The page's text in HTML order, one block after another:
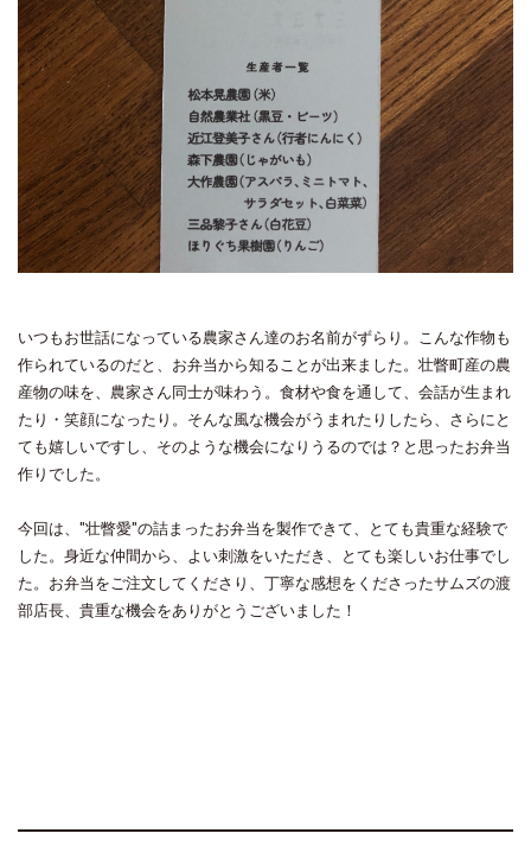
いつもお世話になっている農家さん達のお名前がずらり。こんな作物も
作られているのだと、お弁当から知ることが出来ました。壮瞥町産の農
産物の味を、農家さん同士が味わう。食材や食を通して、会話が生まれ
たり・笑顔になったり。そんな風な機会がうまれたりしたら、さらにと
ても嬉しいですし、そのような機会になりうるのでは？と思ったお弁当
作りでした。
今回は、"壮瞥愛"の詰まったお弁当を製作できて、とても貴重な経験で
した。身近な仲間から、よい刺激をいただき、とても楽しいお仕事でし
た。お弁当をご注文してくださり、丁寧な感想をくださったサムズの渡
部店長、貴重な機会をありがとうございました！